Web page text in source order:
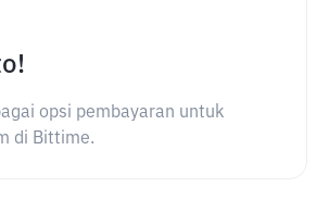
opsi pembayaran untuk
di Bittime.